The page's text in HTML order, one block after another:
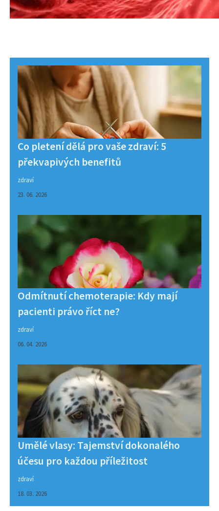
Co pletení dělá pro vaše zdraví: 5
překvapivých benefitů
zdraví
23. 06. 2026
Odmítnutí chemoterapie: Kdy mají
pacienti právo říct ne?
zdraví
06. 04. 2026
Umělé vlasy: Tajemství dokonalého
účesu pro každou příležitost
zdraví
18. 03. 2026